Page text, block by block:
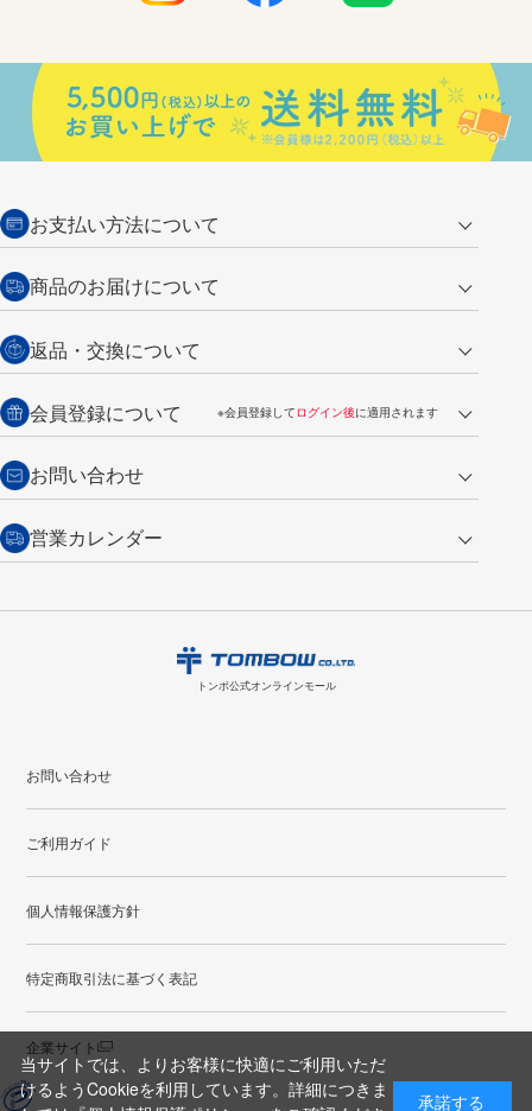
お支払い方法について
クレジットカード
代金引換
銀行振込【前払い】
商品のお届けについて
営業日午前11時までの決済完了の
ご注文は翌営業日の発送
送料：全国一律 660円（税込）
詳しくはご利用ガイドをご覧ください。
返品・交換について
返品の場合
商品到着後7日以内・未使用品に限り返品を承ります。問い合わせフォーム
い。
商品到着後7日以内に限り交換を承ります。
からご連絡
会員登録について ※会員登録してログイン後に適用されます
・新規ご入会で
・税込み2,200円以上のお買い上げで
・次回のお買い物に使えるポイントがお買い上げごとに
ント 付与されます。
会員登録はこちら
お問い合わせ
トンボ製品・サービスに関する
お問い合わせ
購入・返品に関するお問い合わせ
営業カレンダー
16
17 18 19 20 21
22
23
24
20
21
●配送休日
トンボ公式オンラインモール
お問い合わせ
ご利用ガイド
個人情報保護方針
特定商取引法に基づく表記
企業サイト
当サイトでは、よりお客様に快適にご利用いただ
けるようCookieを利用しています。詳細につきま
承諾する